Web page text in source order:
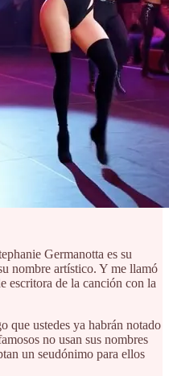
Germanotta es su
nombre artístico. Y me llamó
escritora de la canción con la
que ustedes ya habrán notado
no usan sus nombres
un seudónimo para ellos